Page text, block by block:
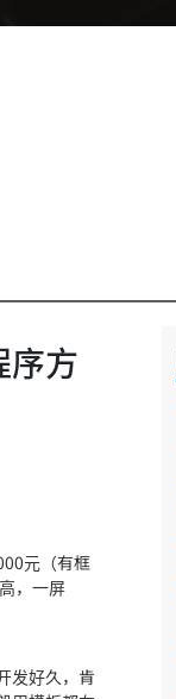
序方
元（有框
，一屏
发好久，肯